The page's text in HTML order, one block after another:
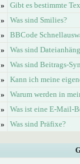
»
Gibt es bestimmte
»
Was sind Smilies?
»
BBCode
»
Was sind
»
Was sind Beitrags-
»
Kann ich meine
»
Warum werden in
»
Was ist eine E-Mail-
»
Was sind Präfixe?